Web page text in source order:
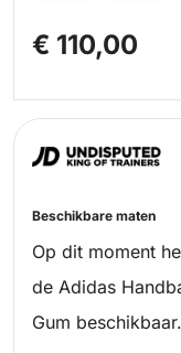
Beschikbare maten
Op dit moment
de Adidas
Gum beschikbaar.
€ 110,00